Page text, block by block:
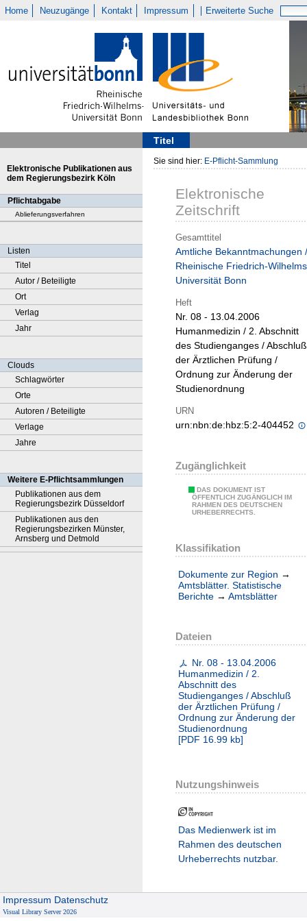
Home Neuzugänge Kontakt Impressum Erweiterte Suche
Titel
Elektronische Publikationen aus
dem Regierungsbezirk Köln
Pflichtabgabe
Ablieferungsverfahren
Listen
Titel
Autor / Beteiligte
Ort
Verlag
Jahr
Clouds
Schlagwörter
Orte
Autoren / Beteiligte
Verlage
Jahre
Weitere E-Pflichtsammlungen
Publikationen aus dem
Regierungsbezirk Düsseldorf
Publikationen aus den
Regierungsbezirken Münster,
Arnsberg und Detmold
Sie sind hier: E-Pflicht-Sammlung
Elektronische
Zeitschrift
Gesamttitel
Amtliche Bekanntmachungen /
Rheinische Friedrich-
Universität Bonn
Heft
Nr. 08 - 13.04.2006
Humanmedizin / 2. Abschnitt
des Studienganges / Abschluß
der Ärztlichen Prüfung /
Ordnung zur Änderung der
Studienordnung
URN
urn:nbn:de:hbz:5:2-404452
Zugänglichkeit
DAS DOKUMENT IST
ÖFFENTLICH ZUGÄNGLICH IM
RAHMEN DES DEUTSCHEN
URHEBERRECHTS.
Klassifikation
Dokumente zur Region →
Amtsblätter. Statistische
Berichte → Amtsblätter
Dateien
Nr. 08 - 13.04.2006
Humanmedizin / 2.
Abschnitt des
Studienganges / Abschluß
der Ärztlichen Prüfung /
Ordnung zur Änderung der
Studienordnung
[PDF 16.99 kb]
Nutzungshinweis
Das Medienwerk ist im
Rahmen des deutschen
Urheberrechts nutzbar.
Impressum Datenschutz
Visual Library Server 2026